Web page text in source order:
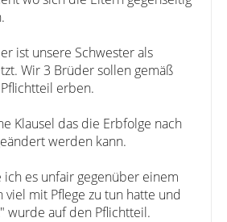
ist unsere Schwester als
Wir 3 Brüder sollen gemäß
erben.
Klausel das die Erbfolge nach
werden kann.
es unfair gegenüber einem
mit Pflege zu tun hatte und
wurde auf den Pflichtteil.